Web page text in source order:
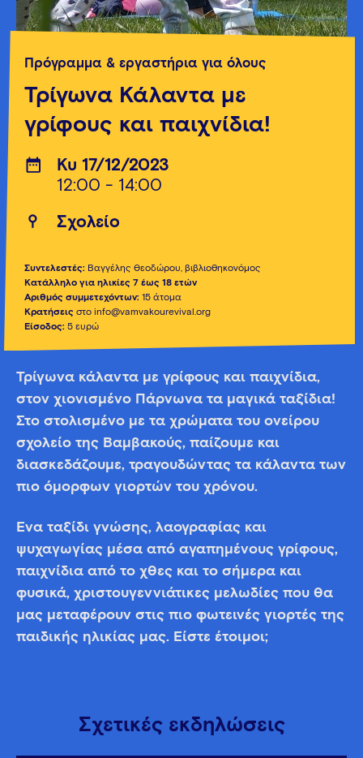
Πρόγραμμα & εργαστήρια για όλους
Τρίγωνα Κάλαντα με
γρίφους και παιχνίδια!
Κυ 17/12/2023
12:00 - 14:00
Σχολείο
Συντελεστές: Βαγγέλης Θεοδώρου, βιβλιοθηκονόμος
Κατάλληλο για ηλικίες 7 έως 18 ετών
Αριθμός συμμετεχόντων: 15 άτομα
Κρατήσεις στο info@vamvakourevival.org
Είσοδος: 5 ευρώ
Τρίγωνα κάλαντα με γρίφους και παιχνίδια,
στον χιονισμένο Πάρνωνα τα μαγικά ταξίδια!
Στο στολισμένο με τα χρώματα του ονείρου
σχολείο της Βαμβακούς, παίζουμε και
διασκεδάζουμε, τραγουδώντας τα κάλαντα των
πιο όμορφων γιορτών του χρόνου.
Ένα ταξίδι γνώσης, λαογραφίας και
ψυχαγωγίας μέσα από αγαπημένους γρίφους,
παιχνίδια από το χθες και το σήμερα και
φυσικά, χριστουγεννιάτικες μελωδίες που θα
μας μεταφέρουν στις πιο φωτεινές γιορτές της
παιδικής ηλικίας μας. Είστε έτοιμοι;
Σχετικές εκδηλώσεις